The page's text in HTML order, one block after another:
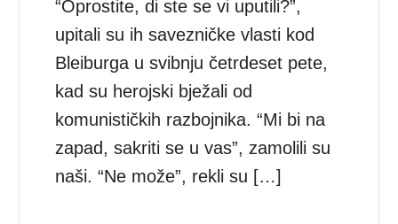
“Oprostite, di ste se vi uputili?”,
upitali su ih savezničke vlasti kod
Bleiburga u svibnju četrdeset pete,
kad su herojski bježali od
komunističkih razbojnika. “Mi bi na
zapad, sakriti se u vas”, zamolili su
naši. “Ne može”, rekli su […]